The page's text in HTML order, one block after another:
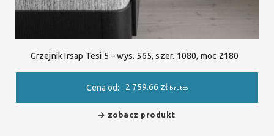
Grzejnik Irsap Tesi 5 – wys. 565, szer. 1080, moc 2180
Cena od: 2 759.66 zł brutto
zobacz produkt